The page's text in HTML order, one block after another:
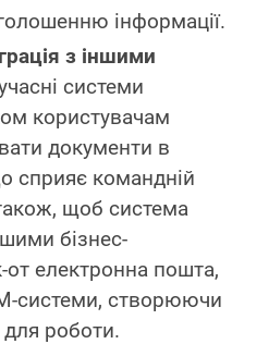
інформації.
з іншими
системи
користувачам
документи в
сприяє командній
щоб система
бізнес-
от електронна пошта,
системи, створюючи
роботи.